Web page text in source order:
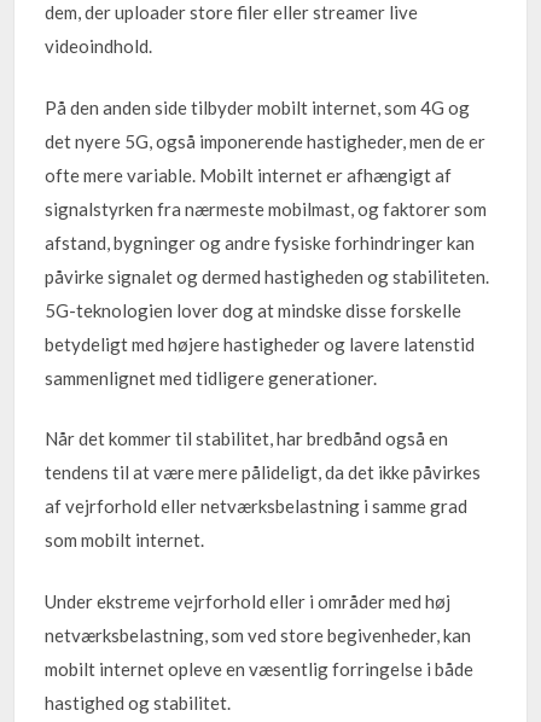
dem, der uploader store filer eller streamer live
videoindhold.
På den anden side tilbyder mobilt internet, som 4G og
det nyere 5G, også imponerende hastigheder, men de er
ofte mere variable. Mobilt internet er afhængigt af
signalstyrken fra nærmeste mobilmast, og faktorer som
afstand, bygninger og andre fysiske forhindringer kan
påvirke signalet og dermed hastigheden og stabiliteten.
5G-teknologien lover dog at mindske disse forskelle
betydeligt med højere hastigheder og lavere latenstid
sammenlignet med tidligere generationer.
Når det kommer til stabilitet, har bredbånd også en
tendens til at være mere pålideligt, da det ikke påvirkes
af vejrforhold eller netværksbelastning i samme grad
som mobilt internet.
Under ekstreme vejrforhold eller i områder med høj
netværksbelastning, som ved store begivenheder, kan
mobilt internet opleve en væsentlig forringelse i både
hastighed og stabilitet.